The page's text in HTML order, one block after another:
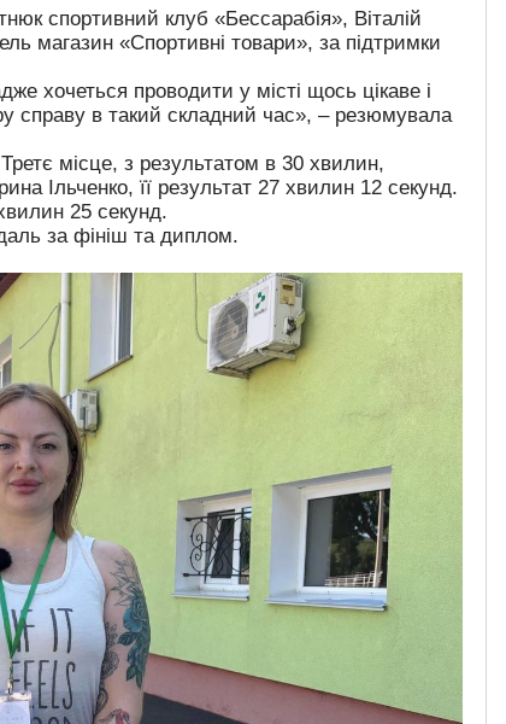
спортивний клуб «Бессарабія», Віталій
магазин «Спортивні товари», за підтримки
хочеться проводити у місті щось цікаве і
в такий складний час», – резюмувала
місце, з результатом в 30 хвилин,
Ільченко, її результат 27 хвилин 12 секунд.
25 секунд.
за фініш та диплом.